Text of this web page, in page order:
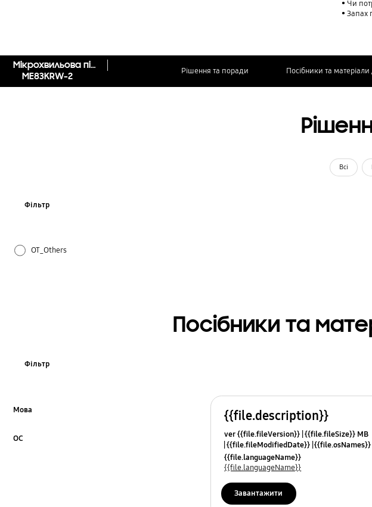
Чи
Запах
Мікрохвильова піч Соло, 23 л
ME83KRW-2
Рішення та поради Посібники та
Всі
Фільтр
OT_Others
Посібники та
Фільтр
Мова
ОС
{{file.description}}
ver {{file.fileVersion}} {{file.fileSize}} MB
{{file.fileModifiedDate}} {{file.osNames}}
{{file.languageName}}
{{file.languageName}}
Завантажити